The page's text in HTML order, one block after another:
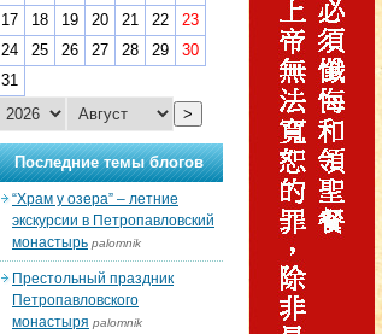
17
18 19 20 21 22
23
24
25 26 27 28 29
30
31
>
Последние темы блогов
“Храм у озера” – летние
экскурсии в Петропавловский
монастырь palomnik
Престольный праздник
Петропавловского
монастыря palomnik